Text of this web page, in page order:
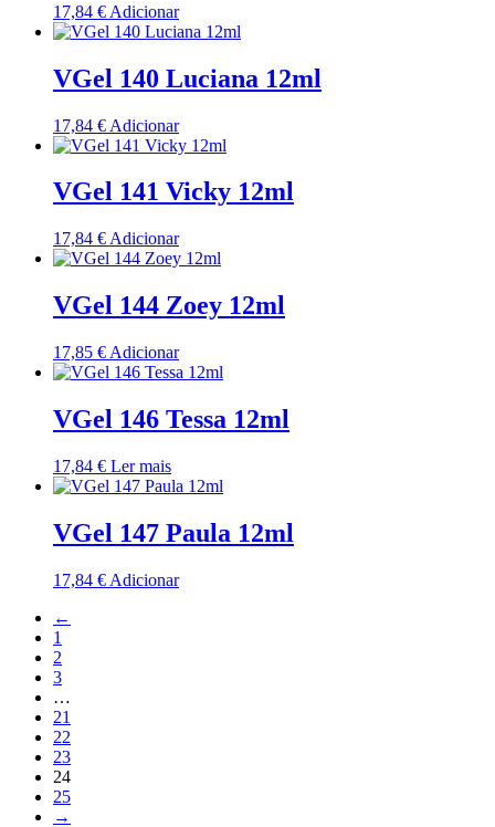
17,84 € Adicionar
VGel 140 Luciana 12ml
17,84 € Adicionar
VGel 141 Vicky 12ml
17,84 € Adicionar
VGel 144 Zoey 12ml
17,85 € Adicionar
VGel 146 Tessa 12ml
17,84 € Ler mais
VGel 147 Paula 12ml
17,84 € Adicionar
←
1
2
3
…
21
22
23
24
25
→